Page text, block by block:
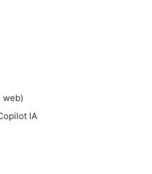
web)
IA